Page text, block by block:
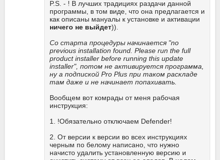
P.S. - ! В лучших традициях раздачи данной
программы, в том виде, что она предлагается и
как описаны мануалы к установке и активации
ничего не выйдет)).
Со старта процедуры начинается "no
previous installation found. Please run the full
product installer before running this update
installer", потом не активируется программа,
ну а подпиской Pro Plus при таком раскладе
там даже и не начинает попахивать.
Вообщем вот комрады от меня рабочая
инструкция:
1. !Обязательно отключаем Defender!
2. От версии к версии во всех инструкциях
черным по белому написано, что нужно
начисто удалить установленную версию и